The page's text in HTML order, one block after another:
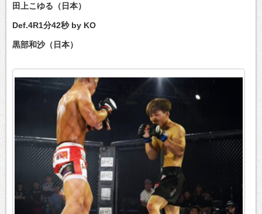
田上こゆる（日本）
Def.4R1分42秒 by KO
黒部和沙（日本）